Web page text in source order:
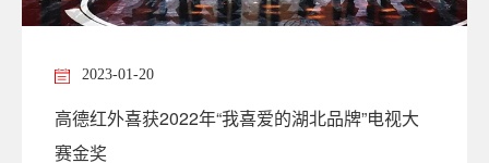
2023-01-20
高德红外喜获2022年“我喜爱的湖北品牌”电视大
赛金奖